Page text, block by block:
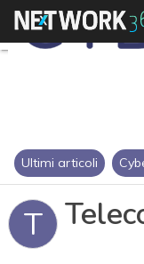
Ultimi articoli
T